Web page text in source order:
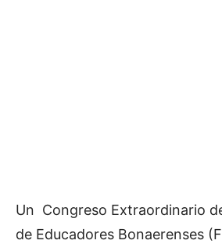
Un Congreso Extraordinario
de Educadores Bonaerenses